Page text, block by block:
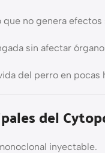
no genera efectos
sin afectar
del perro en pocas
del
inyectable.